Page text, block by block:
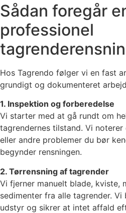
Sådan foregår
professionel
Hos Tagrendo følger vi en fast
grundigt og dokumenteret
1. Inspektion og forberedelse
Vi starter med at gå rundt om
tagrendernes tilstand. Vi
eller andre problemer du bør
begynder rensningen.
2. Tørrensning af tagrender
Vi fjerner manuelt blade, kviste,
sedimenter fra alle tagrender.
udstyr og sikrer at intet affald